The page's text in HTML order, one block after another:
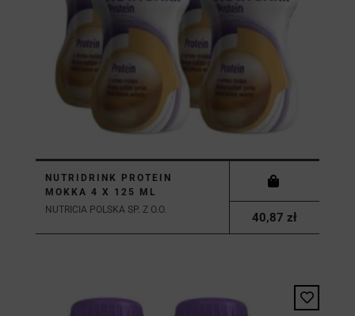
NUTRIDRINK PROTEIN
MOKKA 4 X 125 ML
NUTRICIA POLSKA SP. Z O.O.
40,87 zł